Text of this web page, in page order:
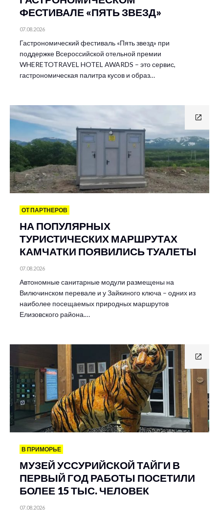
ФЕСТИВАЛЕ «ПЯТЬ ЗВЕЗД»
07.08.2026
Гастрономический фестиваль «Пять звезд» при
поддержке Всероссийской отельной премии
WHERETOTRAVEL HOTEL AWARDS – это сервис,
гастрономическая палитра кусов и образ…
ОТ ПАРТНЕРОВ
НА ПОПУЛЯРНЫХ
ТУРИСТИЧЕСКИХ МАРШРУТАХ
КАМЧАТКИ ПОЯВИЛИСЬ ТУАЛЕТЫ
07.08.2026
Автономные санитарные модули размещены на
Вилючинском перевале и у Зайкиного ключа – одних из
наиболее посещаемых природных маршрутов
Елизовского района.…
В ПРИМОРЬЕ
МУЗЕЙ УССУРИЙСКОЙ ТАЙГИ В
ПЕРВЫЙ ГОД РАБОТЫ ПОСЕТИЛИ
БОЛЕЕ 15 ТЫС. ЧЕЛОВЕК
07.08.2026